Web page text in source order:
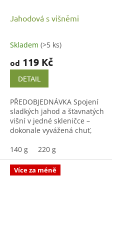
Jahodová s višněmi
Skladem (>5 ks)
od 119 Kč
DETAIL
PŘEDOBJEDNÁVKA Spojení
sladkých jahod a šťavnatých
višní v jedné skleničce –
dokonale vyvážená chuť,
mlsouny.
140 g 220 g
Více za méně